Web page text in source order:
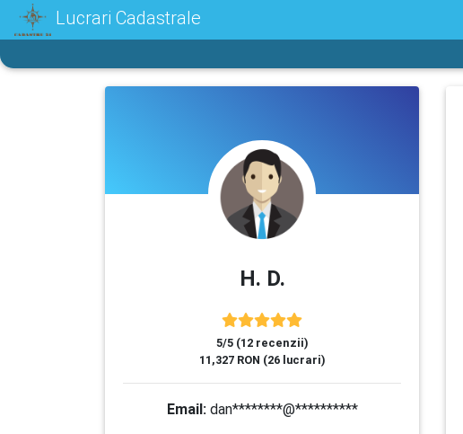
Lucrari Cadastrale
H. D.
5/5 (12 recenzii)
11,327 RON (26 lucrari)
Email:dan********@**********